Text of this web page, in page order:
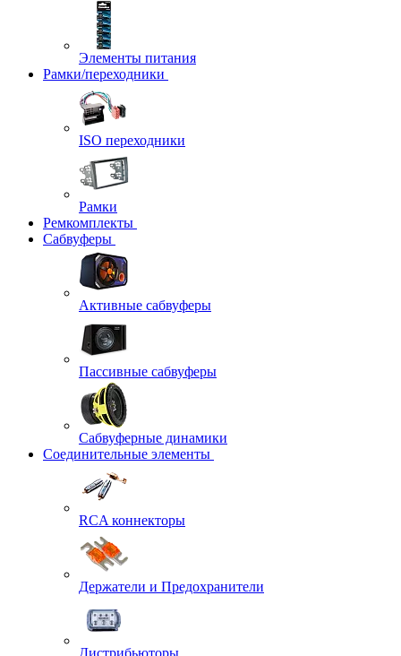
Элементы питания
Рамки/переходники
ISO переходники
Рамки
Ремкомплекты
Сабвуферы
Активные сабвуферы
Пассивные сабвуферы
Сабвуферные динамики
Соединительные элементы
RCA коннекторы
Держатели и Предохранители
Дистрибьюторы